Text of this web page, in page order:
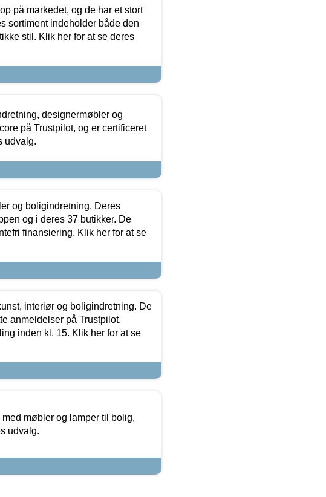
på markedet, og de har et stort
sortiment indeholder både den
stil. Klik her for at se deres
designermøbler og
på Trustpilot, og er certificeret
udvalg.
og boligindretning. Deres
og i deres 37 butikker. De
finansiering. Klik her for at se
interiør og boligindretning. De
anmeldelser på Trustpilot.
inden kl. 15. Klik her for at se
møbler og lamper til bolig,
udvalg.